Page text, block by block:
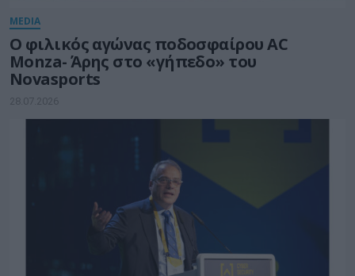
MEDIA
Ο φιλικός αγώνας ποδοσφαίρου AC
Monza- Άρης στο «γήπεδο» του
Novasports
28.07.2026